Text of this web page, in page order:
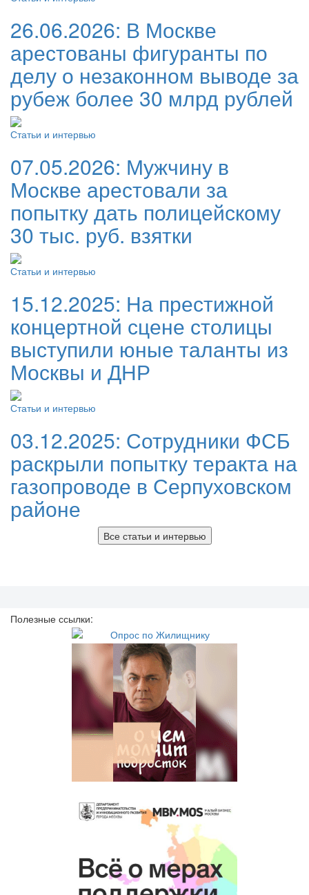
26.06.2026: В Москве
арестованы фигуранты по
делу о незаконном выводе за
рубеж более 30 млрд рублей
Статьи и интервью
07.05.2026: Мужчину в
Москве арестовали за
попытку дать полицейскому
30 тыс. руб. взятки
Статьи и интервью
15.12.2025: На престижной
концертной сцене столицы
выступили юные таланты из
Москвы и ДНР
Статьи и интервью
03.12.2025: Сотрудники ФСБ
раскрыли попытку теракта на
газопроводе в Серпуховском
районе
Все статьи и интервью
Полезные ссылки: